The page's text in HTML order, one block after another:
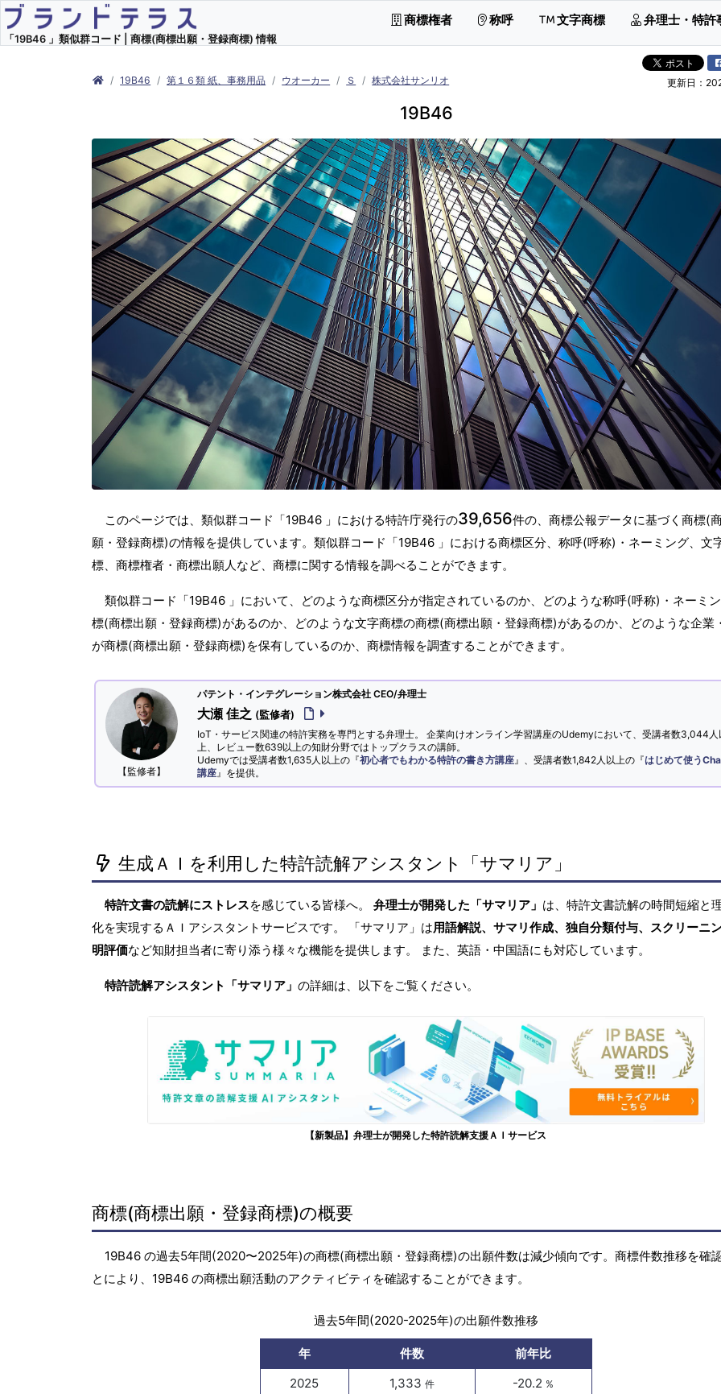
「19B46 」類似群コード | 商標(商標出願・登録商標) 情報
商標権者 称呼 文字商標 弁理士・特許
19B46 第１６類 紙、事務用品 ウオーカー Ｓ 株式会社サンリオ 更新日：
19B46
このページでは、類似群コード「19B46 」における特許庁発行の39,656件の、商標公報データに基づく商標(
願・登録商標)の情報を提供しています。類似群コード「19B46 」における商標区分、称呼(呼称)・ネーミング、文
標、商標権者・商標出願人など、商標に関する情報を調べることができます。
類似群コード「19B46 」において、どのような商標区分が指定されているのか、どのような称呼(呼称)・ネーミ
標(商標出願・登録商標)があるのか、どのような文字商標の商標(商標出願・登録商標)があるのか、どのような企業
が商標(商標出願・登録商標)を保有しているのか、商標情報を調査することができます。
【監修者】
パテント・インテグレーション株式会社 CEO/弁理士
大瀬 佳之 (監修者)
IoT・サービス関連の特許実務を専門とする弁理士。 企業向けオンライン学習講座のUdemyにおいて、受講者数3,044人
上、レビュー数639以上の知財分野ではトップクラスの講師。
Udemyでは受講者数1,635人以上の『初心者でもわかる特許の書き方講座 』、受講者数1,842人以上の『はじめて使う
講座 』を提供。
生成ＡＩを利用した特許読解アシスタント「サマリア」
特許文書の読解にストレスを感じている皆様へ。 弁理士が開発した「サマリア」 は、特許文書読解の時間短縮と
化を実現するＡＩアシスタントサービスです。 「サマリア」は用語解説、サマリ作成、独自分類付与、スクリーニ
明評価など知財担当者に寄り添う様々な機能を提供します。 また、英語・中国語にも対応しています。
特許読解アシスタント「サマリア」 の詳細は、以下をご覧ください。
【新製品】弁理士が開発した特許読解支援ＡＩサービス
商標(商標出願・登録商標)の概要
19B46 の過去5年間(2020〜2025年)の商標(商標出願・登録商標)の出願件数は減少傾向です。商標件数推移を確
とにより、19B46 の商標出願活動のアクティビティを確認することができます。
過去5年間(2020-2025年)の出願件数推移
年 件数
前年比
2025
1,333 件 -20.2 %